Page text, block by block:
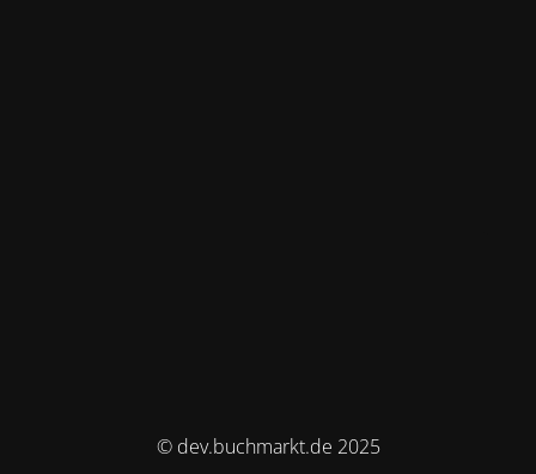
© dev.buchmarkt.de 2025